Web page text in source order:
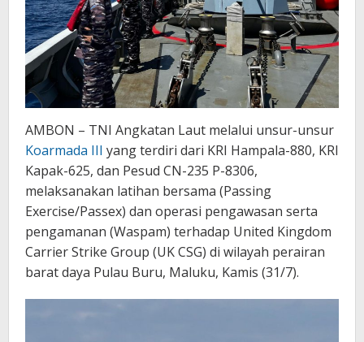
Pulau
Buru
AMBON – TNI Angkatan Laut melalui unsur-unsur
Koarmada III yang terdiri dari KRI Hampala-880, KRI
Kapak-625, dan Pesud CN-235 P-8306,
melaksanakan latihan bersama (Passing
Exercise/Passex) dan operasi pengawasan serta
pengamanan (Waspam) terhadap United Kingdom
Carrier Strike Group (UK CSG) di wilayah perairan
barat daya Pulau Buru, Maluku, Kamis (31/7).